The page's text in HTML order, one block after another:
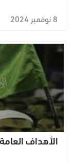
8 نوفمبر 2024
الأهداف